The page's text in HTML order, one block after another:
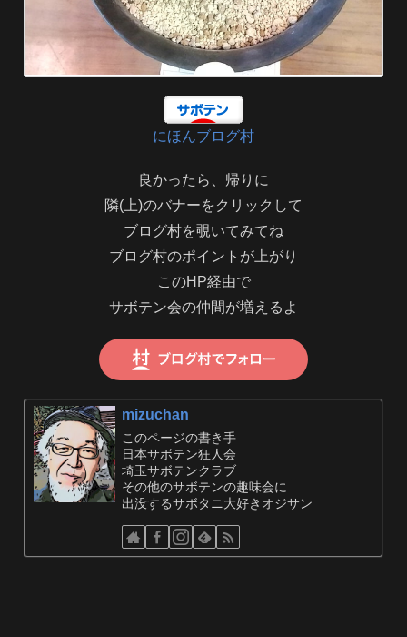
にほんブログ村
良かったら、帰りに
隣(上)のバナーをクリックして
ブログ村を覗いてみてね
ブログ村のポイントが上がり
このHP経由で
サボテン会の仲間が増えるよ
mizuchan
このページの書き手
日本サボテン狂人会
埼玉サボテンクラブ
その他のサボテンの趣味会に
出没するサボタニ大好きオジサン